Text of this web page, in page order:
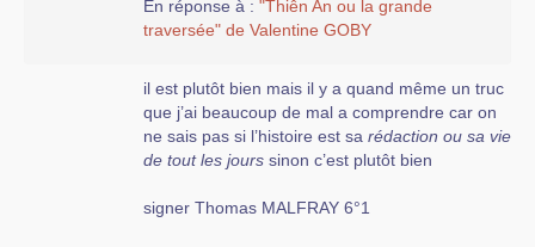
En réponse à : "Thiên An ou la grande
traversée" de Valentine GOBY
il est plutôt bien mais il y a quand même un truc
que j’ai beaucoup de mal a comprendre car on
ne sais pas si l’histoire est sa rédaction ou sa vie
de tout les jours sinon c’est plutôt bien
signer Thomas MALFRAY 6°1